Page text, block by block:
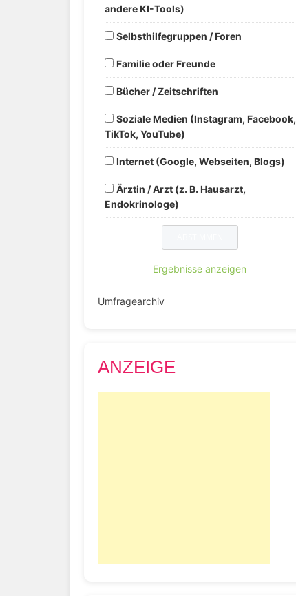
andere KI-Tools)
Selbsthilfegruppen / Foren
Familie oder Freunde
Bücher / Zeitschriften
Soziale Medien (Instagram, Facebook,
TikTok, YouTube)
Internet (Google, Webseiten, Blogs)
Ärztin / Arzt (z. B. Hausarzt,
Endokrinologe)
Ergebnisse anzeigen
Umfragearchiv
ANZEIGE